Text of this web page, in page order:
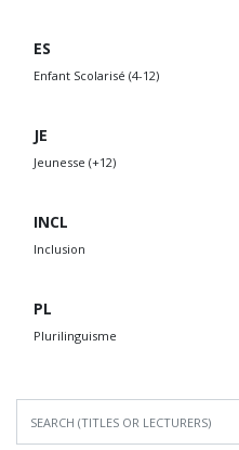
ES
Enfant Scolarisé (4-12)
JE
Jeunesse (+12)
INCL
Inclusion
PL
Plurilinguisme